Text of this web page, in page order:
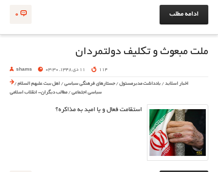
0 ادامه مطلب
ملت مبعوث و تکلیف دولتمردان
shams 11 دی 1348, 03:30 114
اخبار اسلاید / یادداشت مدیرمسئول /جستارهای فرهنگی سیاسی / اهل بیت علیهم السلام /
سیاسی اجتماعی /مطالب دیگران- انقلاب اسلامی
استقامت فعال و یا امید به مذاکره؟